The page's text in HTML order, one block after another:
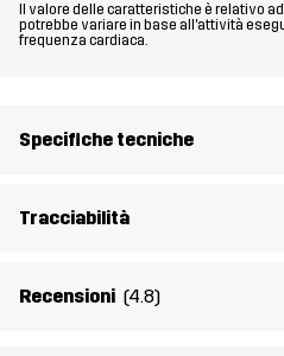
Fit
Fodera 2
Il valore delle caratteristiche è relativo
potrebbe variare in base all'attività
frequenza cardiaca.
Specifiche tecniche
Tracciabilità
Recensioni (4.8)